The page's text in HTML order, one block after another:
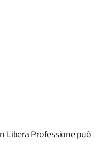
Libera Professione può